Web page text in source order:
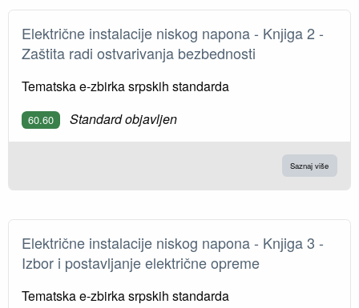
Električne instalacije niskog napona - Knјiga 2 -
Zaštita radi ostvarivanja bezbednosti
Tematska e-zbirka srpskih standarda
60.60 Standard objavljen
Saznaj više
Električne instalacije niskog napona - Knјiga 3 -
Izbor i postavljanje električne opreme
Tematska e-zbirka srpskih standarda